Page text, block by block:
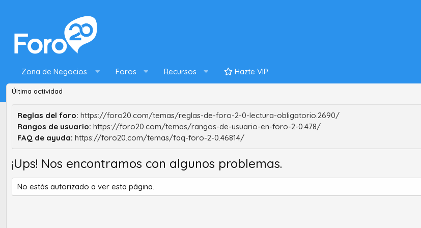
Zona de Negocios Foros Recursos Hazte VIP
Última actividad
Reglas del foro: https://foro20.com/temas/reglas-de-foro-2-0-lectura-obligatorio.2690/
Rangos de usuario: https://foro20.com/temas/rangos-de-usuario-en-foro-2-0.478/
FAQ de ayuda: https://foro20.com/temas/faq-foro-2-0.46814/
¡Ups! Nos encontramos con algunos problemas.
No estás autorizado a ver esta página.